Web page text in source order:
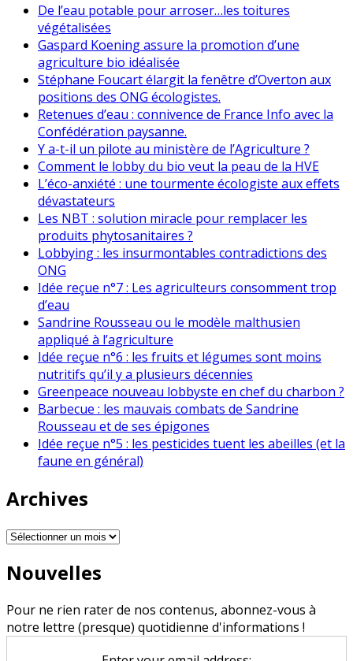
De l’eau potable pour arroser…les toitures
végétalisées
Gaspard Koening assure la promotion d’une
agriculture bio idéalisée
Stéphane Foucart élargit la fenêtre d’Overton aux
positions des ONG écologistes.
Retenues d’eau : connivence de France Info avec la
Confédération paysanne.
Y a-t-il un pilote au ministère de l’Agriculture ?
Comment le lobby du bio veut la peau de la HVE
L’éco-anxiété : une tourmente écologiste aux effets
dévastateurs
Les NBT : solution miracle pour remplacer les
produits phytosanitaires ?
Lobbying : les insurmontables contradictions des
ONG
Idée reçue n°7 : Les agriculteurs consomment trop
d’eau
Sandrine Rousseau ou le modèle malthusien
appliqué à l’agriculture
Idée reçue n°6 : les fruits et légumes sont moins
nutritifs qu’il y a plusieurs décennies
Greenpeace nouveau lobbyste en chef du charbon ?
Barbecue : les mauvais combats de Sandrine
Rousseau et de ses épigones
Idée reçue n°5 : les pesticides tuent les abeilles (et la
faune en général)
Archives
Archives
Nouvelles
Pour ne rien rater de nos contenus, abonnez-vous à
notre lettre (presque) quotidienne d'informations !